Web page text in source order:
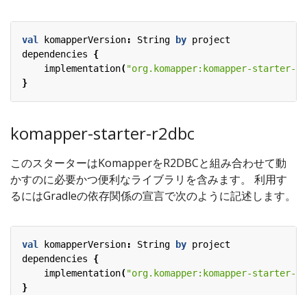
val komapperVersion: String by project
dependencies
{
implementation("org.komapper:komapper-starter-
}
komapper-starter-r2dbc
このスターターはKomapperをR2DBCと組み合わせて動
かすのに必要かつ便利なライブラリを含みます。 利用す
るにはGradleの依存関係の宣言で次のように記述します。
val komapperVersion: String by project
dependencies
{
implementation("org.komapper:komapper-starter-
}